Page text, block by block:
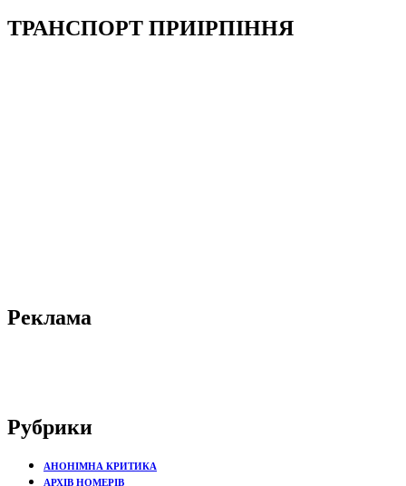
ТРАНСПОРТ ПРИІРПІННЯ
Реклама
Рубрики
АНОНІМНА КРИТИКА
АРХІВ НОМЕРІВ